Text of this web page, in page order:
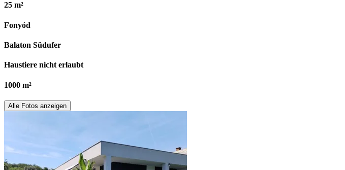
25 m²
Fonyód
Balaton Südufer
Haustiere nicht erlaubt
1000 m²
Alle Fotos anzeigen